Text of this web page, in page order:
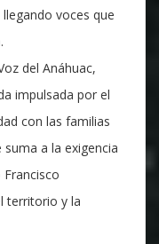
voces que
del Anáhuac,
impulsada por el
con las familias
suma a la exigencia
territorio y la